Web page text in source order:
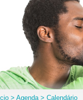
>Agenda> Calendário